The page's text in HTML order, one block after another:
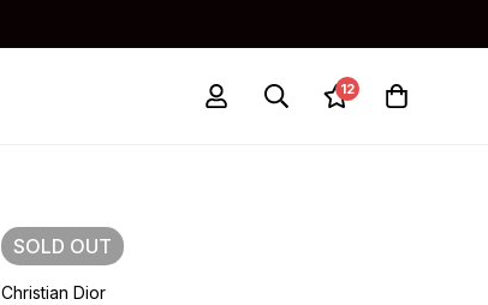
12
SOLD OUT
Christian Dior